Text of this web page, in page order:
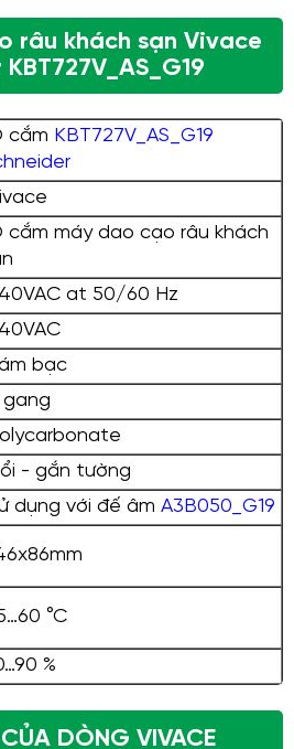
râu khách sạn Vivace
cắm KBT727V_AS_G19
cắm máy dao cạo râu khách
at 50/60 Hz
bạc
gang
- gắn tường
dụng với đế âm A3B050_G19
°C
%
DÒNG VIVACE